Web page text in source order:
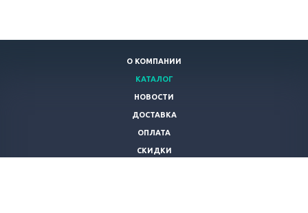
О КОМПАНИИ
КАТАЛОГ
НОВОСТИ
ДОСТАВКА
ОПЛАТА
СКИДКИ